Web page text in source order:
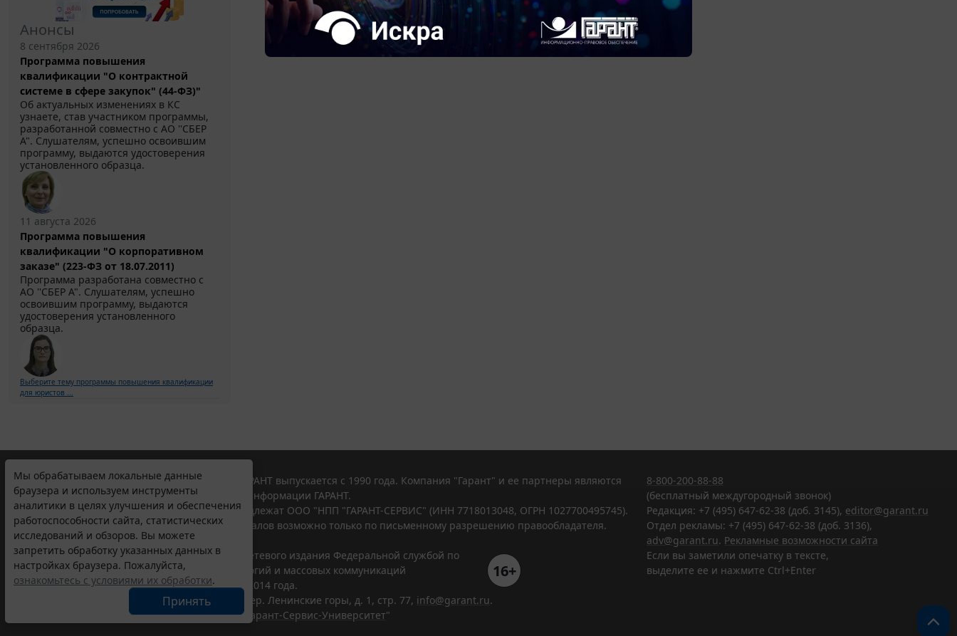
Анонсы
8 сентября 2026
Программа повышения
квалификации "О контрактной
системе в сфере закупок" (44-ФЗ)"
Об актуальных изменениях в КС
узнаете, став участником программы,
разработанной совместно с АО ''СБЕР
А". Слушателям, успешно освоившим
программу, выдаются удостоверения
установленного образца.
11 августа 2026
Программа повышения
квалификации "О корпоративном
заказе" (223-ФЗ от 18.07.2011)
Программа разработана совместно с
АО ''СБЕР А". Слушателям, успешно
освоившим программу, выдаются
удостоверения установленного
образца.
Выберите тему программы повышения квалификации
для юристов ...
Мы обрабатываем локальные данные
браузера и используем инструменты
аналитики в целях улучшения и обеспечения
работоспособности сайта, статистических
исследований и обзоров. Вы можете
запретить обработку указанных данных в
настройках браузера. Пожалуйста,
ознакомьтесь с условиями их обработки.
Принять
© ООО "НПП "ГАРАНТ-СЕРВИС", 2026. Система ГАРАНТ выпускается с 1990 года. Компания "Гарант" и ее партнеры являются
участниками Российской ассоциации правовой информации ГАРАНТ.
Все права на материалы сайта ГАРАНТ.РУ принадлежат ООО "НПП "ГАРАНТ-СЕРВИС" (ИНН 7718013048, ОГРН 1027700495745).
Полное или частичное воспроизведение материалов возможно только по письменному разрешению правообладателя.
Правила использования портала.
Портал ГАРАНТ.РУ зарегистрирован в качестве сетевого издания Федеральной службой по
надзору в сфере связи,информационных технологий и массовых коммуникаций
(Роскомнадзором), Эл № ФС77-58365 от 18 июня 2014 года.
16+
ООО "НПП "ГАРАНТ-СЕРВИС", 119234, г. Москва, тер. Ленинские горы, д. 1, стр. 77, info@garant.ru.
Разработчик ЭПС Система ГАРАНТ – ООО "НПП "
Гарант-Сервис-Университет"
8-800-200-88-88
(бесплатный междугородный звонок)
Редакция: +7 (495) 647-62-38 (доб. 3145), editor@garant.ru
Отдел рекламы: +7 (495) 647-62-38 (доб. 3136),
adv@garant.ru. Рекламные возможности сайта
Если вы заметили опечатку в тексте,
выделите ее и нажмите Ctrl+Enter